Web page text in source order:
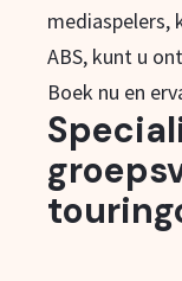
mediaspelers,
ABS, kunt u
Boek nu en